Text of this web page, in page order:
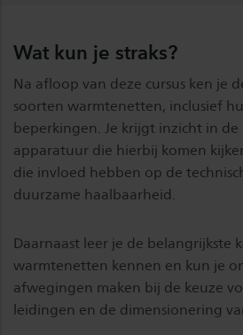
Wat kun je straks?
Na afloop van deze cursus ken je
soorten warmtenetten, inclusief
beperkingen. Je krijgt inzicht in
apparatuur die hierbij komen
die invloed hebben op de
duurzame haalbaarheid.
Daarnaast leer je de belangrijkste
warmtenetten kennen en kun je
afwegingen maken bij de keuze
leidingen en de dimensionering